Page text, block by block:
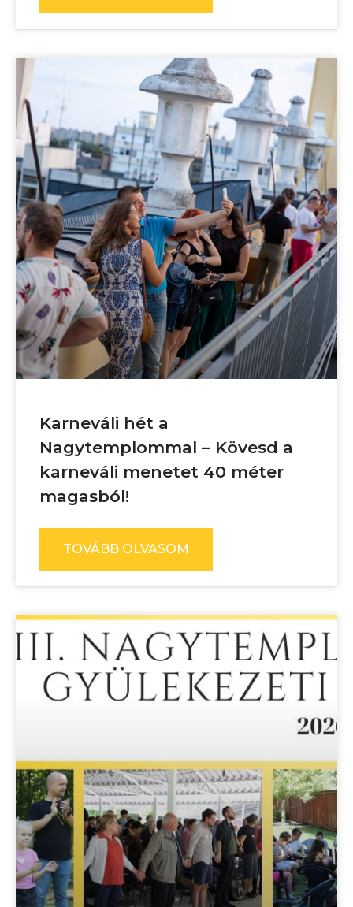
Karneváli hét a
Nagytemplommal – Kövesd a
karneváli menetet 40 méter
magasból!
TOVÁBB OLVASOM